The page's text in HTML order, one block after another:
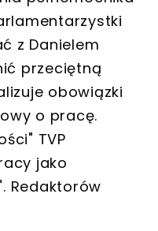
z Danielem
przeciętną
obowiązki
o pracę.
TVP
jako
Redaktorów